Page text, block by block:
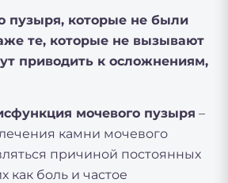
пузыря, которые не были
те, которые не вызывают
приводить к осложнениям,
мочевого пузыря –
камни мочевого
причиной постоянных
как боль и частое